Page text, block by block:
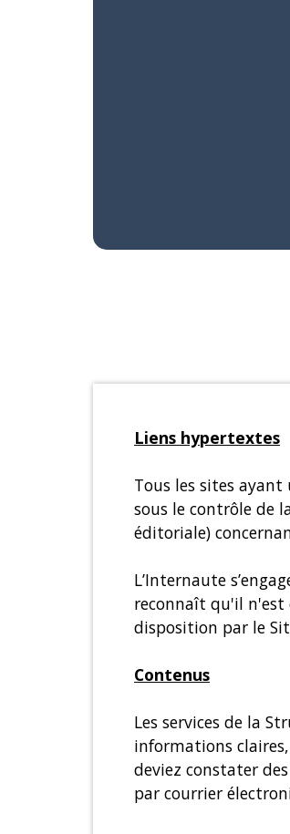
Liens hypertextes
Tous les sites
sous le contrôle de
éditoriale)
L’Internaute
reconnaît qu'il n'est
disposition par le
Contenus
Les services de la
informations
deviez constater
par courrier